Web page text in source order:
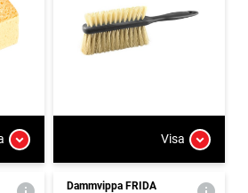
Visa
Dammvippa FRIDA